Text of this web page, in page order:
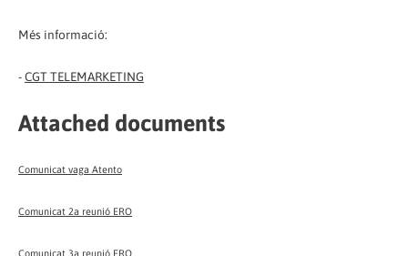
Més informació:
-CGT TELEMARKETING
Attached documents
Comunicat vaga Atento
Comunicat 2a reunió ERO
Comunicat 3a reunió ERO